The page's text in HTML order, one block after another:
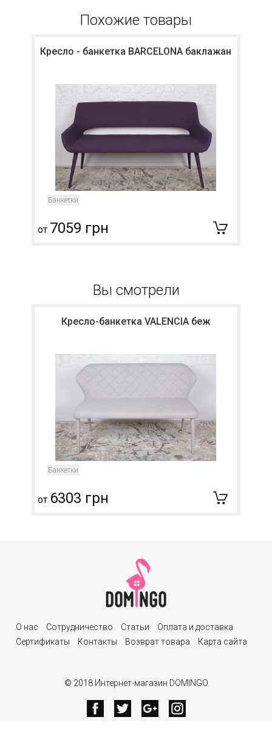
Похожие товары
Кресло - банкетка BARCELONA баклажан
Банкетки
от 7059 грн
Вы смотрели
Кресло-банкетка VALENCIA беж
Банкетки
от 6303 грн
О нас Сотрудничество Статьи
Оплата и доставка
Сертификаты
Контакты Возврат товара Карта сайта
© 2018 Интернет-магазин DOMINGO